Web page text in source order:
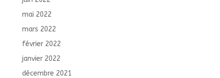
mai 2022
mars 2022
février 2022
janvier 2022
décembre 2021